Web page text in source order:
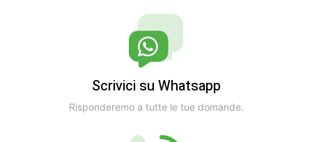
Scrivici su Whatsapp
Risponderemo a tutte le tue domande.